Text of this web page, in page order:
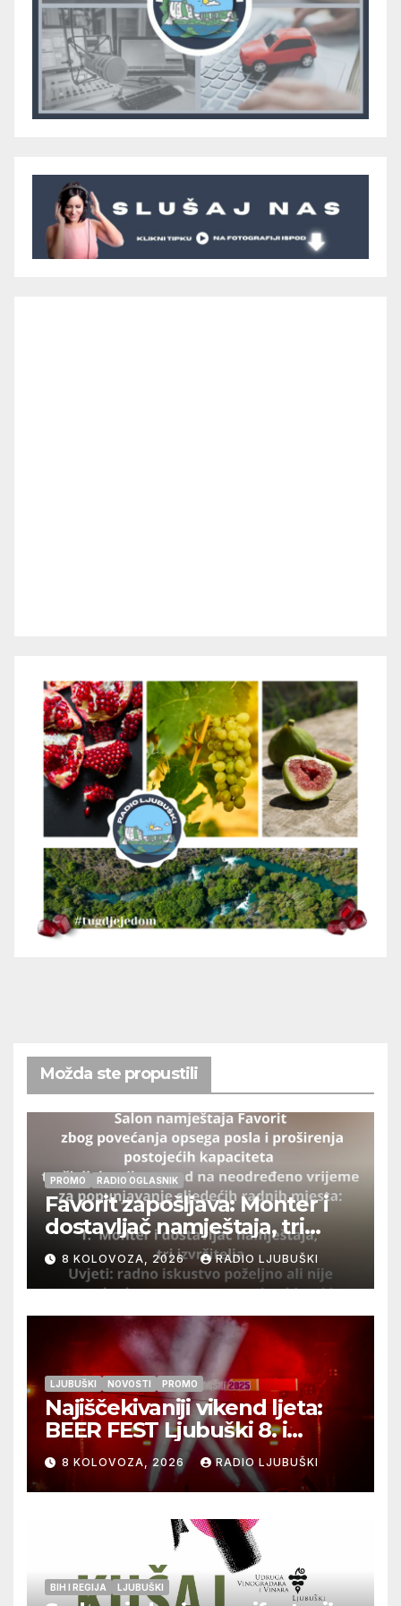
Možda ste propustili
PROMO RADIO OGLASNIK
Favorit zapošljava: Monter i
dostavljač namještaja, tri
izvršitelja
8 KOLOVOZA, 2026 RADIO LJUBUŠKI
LJUBUŠKI NOVOSTI PROMO
Najiščekivaniji vikend ljeta:
BEER FEST Ljubuški 8. i
9.kolovoza
8 KOLOVOZA, 2026 RADIO LJUBUŠKI
BIH I REGIJA LJUBUŠKI